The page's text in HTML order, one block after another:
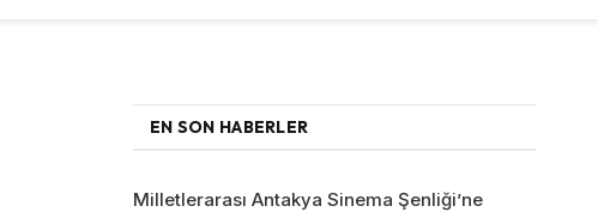
EN SON HABERLER
Milletlerarası Antakya Sinema Şenliği’ne